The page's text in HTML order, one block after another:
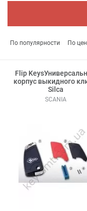
По популярности По
Flip
корпус выкидного
Silca
SCANIA